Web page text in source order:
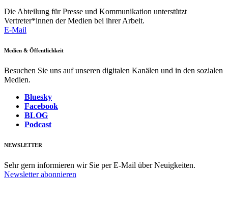
Die Abteilung für Presse und Kommunikation unterstützt
Vertreter*innen der Medien bei ihrer Arbeit.
E-Mail
Medien & Öffentlichkeit
Besuchen Sie uns auf unseren digitalen Kanälen und in den sozialen
Medien.
Bluesky
Facebook
BLOG
Podcast
NEWSLETTER
Sehr gern informieren wir Sie per E-Mail über Neuigkeiten.
Newsletter abonnieren